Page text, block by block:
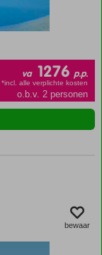
va 1276 p.p.
*incl. alle verplichte kosten
o.b.v. 2 personen
bewaar